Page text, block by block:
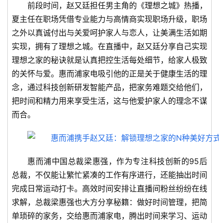
前段时间，赵又廷担任男主角的《理想之城》热播，
夏主任在职场凭借专业能力与高情商实现职场升级，职场
之外以真诚付出与关爱呵护家人与恋人，让美满生活如期
实现，拥有了理想之城。在直播中，赵又廷分享自己实现
理想之家的秘诀就是认真把控生活每处细节，给家人极致
的关怀与爱。惠而浦家电吸引他的正是关于健康生活的理
念，通过科技创新研发智能产品，把家务难题交给他们，
把时间和精力用来享受生活，这与他爱护家人的理念不谋
而合。
惠而浦中国总裁梁惠强，作为专注科技创新的95后
总裁，不仅能让繁忙紧凑的工作有序进行，还能抽出时间
完成日常运动打卡。高效时间安排让直播间粉丝纷纷在线
求解，总裁梁惠强也大方分享秘籍：做好时间管理，把简
单琐碎的家务，交给惠而浦家电，腾出时间来学习、运动